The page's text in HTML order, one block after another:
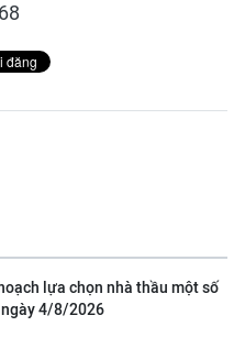
lựa chọn nhà thầu một số
4/8/2026